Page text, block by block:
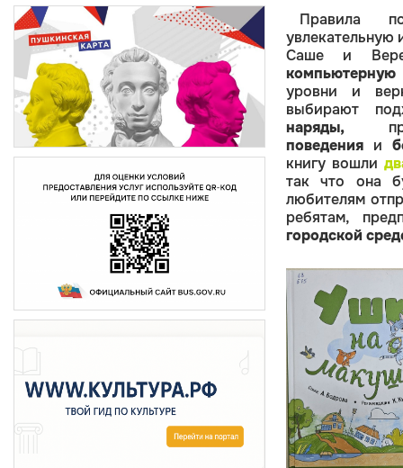
Правила
увлекательную
Саше и
компьютерную
уровни и
выбирают
наряды,
поведения и
книгу вошли
так что она
любителям
ребятам,
городской